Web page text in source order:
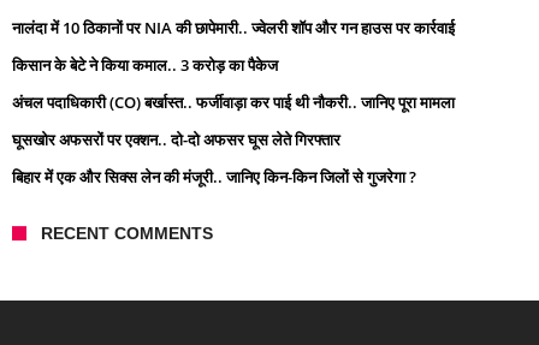
नालंदा में 10 ठिकानों पर NIA की छापेमारी.. ज्वेलरी शॉप और गन हाउस पर कार्रवाई
किसान के बेटे ने किया कमाल.. 3 करोड़ का पैकेज
अंचल पदाधिकारी (CO) बर्खास्त.. फर्जीवाड़ा कर पाई थी नौकरी.. जानिए पूरा मामला
घूसखोर अफसरों पर एक्शन.. दो-दो अफसर घूस लेते गिरफ्तार
बिहार में एक और सिक्स लेन की मंजूरी.. जानिए किन-किन जिलों से गुजरेगा ?
RECENT COMMENTS